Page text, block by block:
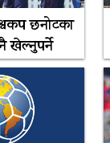
छनोटका
खेल्नुपर्ने